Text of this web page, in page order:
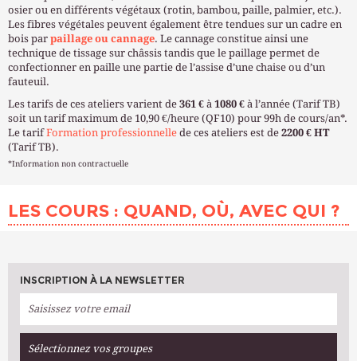
INFOS PRATIQUES
S’INSCRIRE
osier ou en différents végétaux (rotin, bambou, paille, palmier, etc.).
Les fibres végétales peuvent également être tendues sur un cadre en
bois par paillage ou cannage. Le cannage constitue ainsi une
technique de tissage sur châssis tandis que le paillage permet de
confectionner en paille une partie de l’assise d’une chaise ou d’un
fauteuil.
Les tarifs de ces ateliers varient de 361 € à 1080 € à l’année (Tarif TB)
soit un tarif maximum de 10,90 €/heure (QF10) pour 99h de cours/an*.
Le tarifFormation professionnelle de ces ateliers est de 2200 € HT
(Tarif TB).
*Information non contractuelle
LES COURS : QUAND, OÙ, AVEC QUI ?
INSCRIPTION À LA NEWSLETTER
Sélectionnez vos groupes